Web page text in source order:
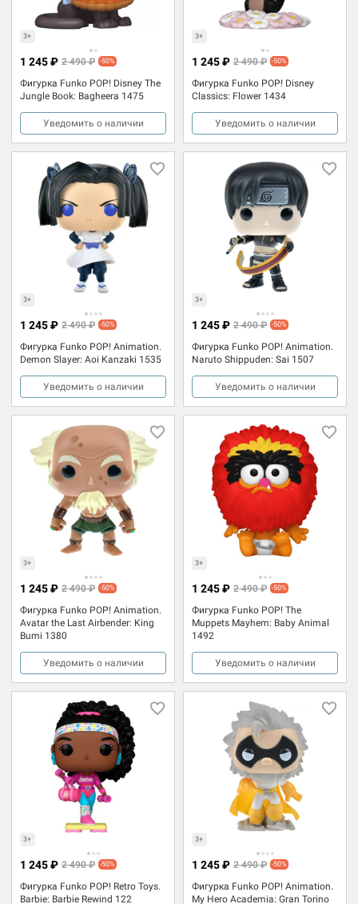
3+
Фигурка Funko POP! Disney The
Jungle Book: Bagheera 1475
1 245 ₽ 2 490 ₽ -50%
Уведомить о наличии
3+
Фигурка Funko POP! Disney
Classics: Flower 1434
1 245 ₽ 2 490 ₽ -50%
Уведомить о наличии
3+
Фигурка Funko POP! Animation.
Demon Slayer: Aoi Kanzaki 1535
1 245 ₽ 2 490 ₽ -50%
Уведомить о наличии
3+
Фигурка Funko POP! Animation.
Naruto Shippuden: Sai 1507
1 245 ₽ 2 490 ₽ -50%
Уведомить о наличии
3+
Фигурка Funko POP! Animation.
Avatar the Last Airbender: King
Bumi 1380
1 245 ₽ 2 490 ₽ -50%
Уведомить о наличии
3+
Фигурка Funko POP! The
Muppets Mayhem: Baby Animal
1492
1 245 ₽ 2 490 ₽ -50%
Уведомить о наличии
3+
Фигурка Funko POP! Retro Toys.
Barbie: Barbie Rewind 122
1 245 ₽ 2 490 ₽ -50%
3+
Фигурка Funko POP! Animation.
My Hero Academia: Gran Torino
1 245 ₽ 2 490 ₽ -50%